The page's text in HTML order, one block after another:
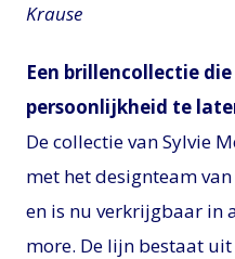
Krause
Een brillencollectie
persoonlijkheid te
De collectie van Sylvie
met het designteam
en is nu verkrijgbaar in
more. De lijn bestaat